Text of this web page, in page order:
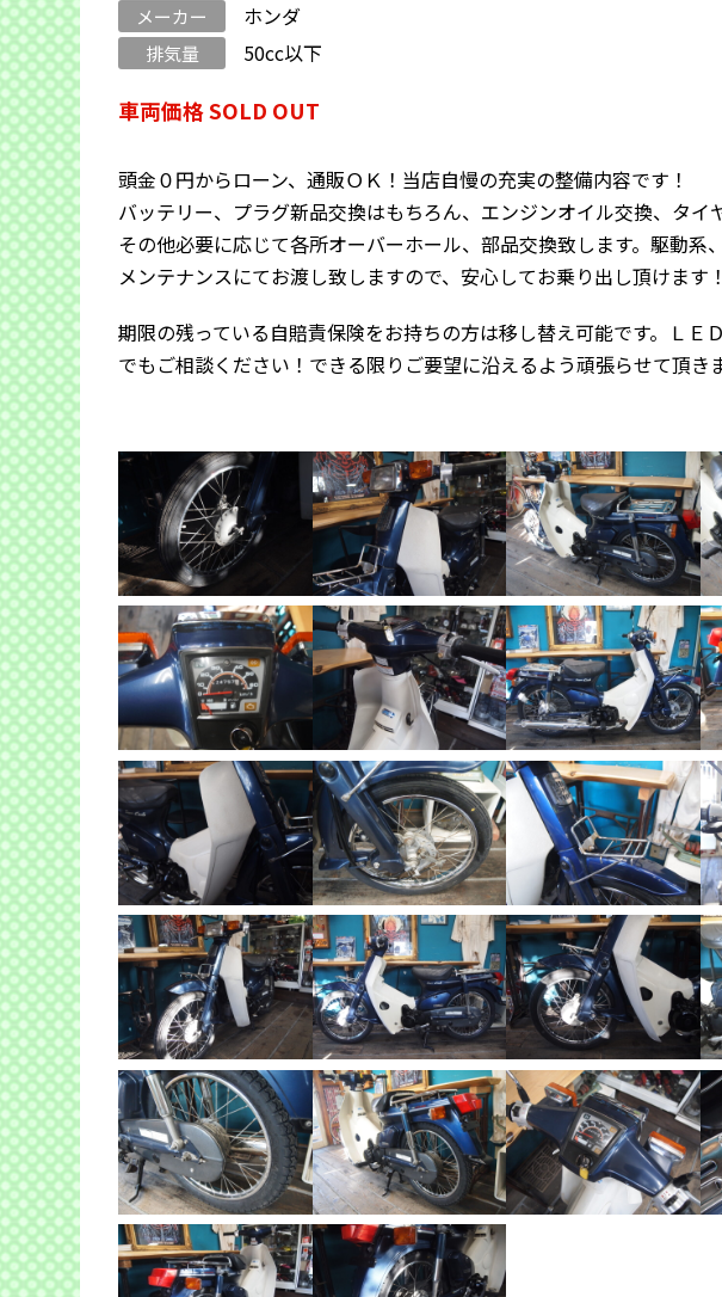
メーカー ホンダ
排気量 50cc以下
車両価格 SOLD OUT
頭金０円からローン、通販ＯＫ！当店自慢の充実の整備内容です！
バッテリー、プラグ新品交換はもちろん、エンジンオイル交換、タ
その他必要に応じて各所オーバーホール、部品交換致します。駆動
メンテナンスにてお渡し致しますので、安心してお乗り出し頂けます
期限の残っている自賠責保険をお持ちの方は移し替え可能です。Ｌ
でもご相談ください！できる限りご要望に沿えるよう頑張らせて頂き